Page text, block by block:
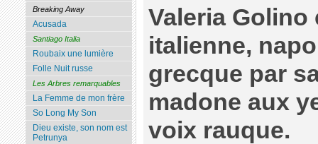
Valeria Golino
italienne,
grecque par
madone aux
voix rauque.
Breaking Away
Acusada
Santiago Italia
Roubaix une lumière
Folle Nuit russe
Les Arbres remarquables
La Femme de mon frère
So Long My Son
Dieu existe, son nom est
Petrunya